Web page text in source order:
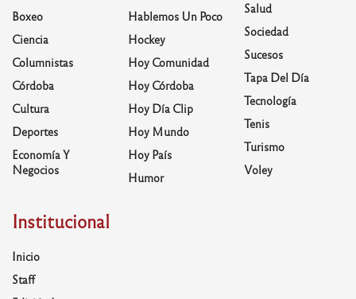
Boxeo
Ciencia
Columnistas
Córdoba
Cultura
Deportes
Economía Y
Negocios
Hablemos Un Poco
Hockey
Hoy Comunidad
Hoy Córdoba
Hoy Día Clip
Hoy Mundo
Hoy País
Humor
Salud
Sociedad
Sucesos
Tapa Del Día
Tecnología
Tenis
Turismo
Voley
Institucional
Inicio
Staff